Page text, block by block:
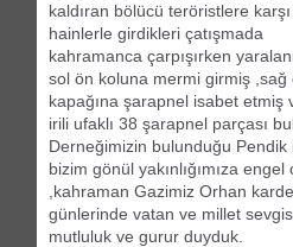
kaldıran bölücü teröristlere
hainlerle girdikleri çatışmada
kahramanca çarpışırken
sol ön koluna mermi girmiş ,sağ
kapağına şarapnel isabet etmiş
irili ufaklı 38 şarapnel parçası
Derneğimizin bulunduğu Pendik
bizim gönül yakınlığımıza
,kahraman Gazimiz Orhan
günlerinde vatan ve millet
mutluluk ve gurur duyduk.